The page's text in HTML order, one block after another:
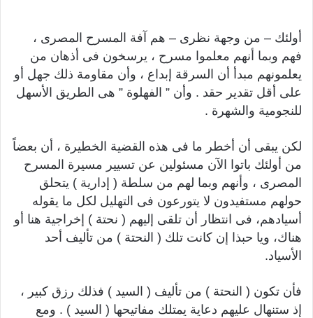
أولئك – من وجهة نظرى – هم آفة المسرح المصرى ،
فهم وبما أنهم معلموا مسرح ، يرسخون فى أذهان من
يعلمونهم مبدأ أن السرقة إبداع ، وأن مقاومة ذلك جهل أو
على أقل تقدير حقد . وأن ” الفهلوة ” هى الطريق الأسهل
للنجومية والشهرة .
لكن يبقى أن أخطر ما فى هذه القضية الخطيرة ، أن بعضاً
من أولئك باتوا الآن مسئولين عن تسيير مسيرة المسرح
المصرى ، وأنهم وبما لهم من سلطة ( إدارية ) يتحلق
حولهم مستفيدون لا يتورعون فى التهليل لكل ما يقوله
أسيادهم، فى انتظار أن تلقى إليهم ( نحتة ) إخراجية هنا أو
هناك، ويا حبذا إن كانت تلك ( النحتة ) من تأليف أحد
الأسياد.
فأن تكون ( النحتة ) من تأليف ( السيد ) فذلك رزق كبير ،
إذ ستنهال عليهم دعاية يمتلك مفاتيحها ( السيد ) . ومع